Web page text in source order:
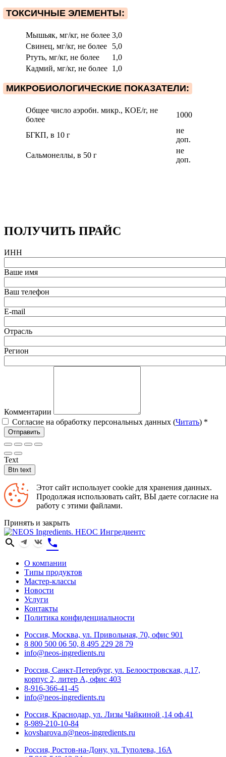
ТОКСИЧНЫЕ ЭЛЕМЕНТЫ:
Мышьяк, мг/кг, не более 3,0
Свинец, мг/кг, не более
5,0
Ртуть, мг/кг, не более
1,0
Кадмий, мг/кг, не более 1,0
МИКРОБИОЛОГИЧЕСКИЕ ПОКАЗАТЕЛИ:
Общее число аэробн. микр., КОЕ/г, не
более
1000
БГКП, в 10 г
не
доп.
Сальмонеллы, в 50 г
не
доп.
ПОЛУЧИТЬ ПРАЙС
ИНН
Ваше имя
Ваш телефон
E-mail
Отрасль
Регион
Комментарии
Согласие на обработку персональных данных (Читать) *
Отправить
Text
Btn text
Этот сайт использует cookie для хранения данных.
Продолжая использовать сайт, ВЫ даете согласие на
работу с этими файлами.
Принять и закрыть
search phone
О компании
Типы продуктов
Мастер-классы
Новости
Услуги
Контакты
Политика конфиденциальности
Россия, Москва, ул. Привольная, 70, офис 901
8 800 500 06 50, 8 495 229 28 79
info@neos-ingredients.ru
Россия, Санкт-Петербург, ул. Белоостровская, д.17,
корпус 2, литер А, офис 403
8-916-366-41-45
info@neos-ingredients.ru
Россия, Краснодар, ул. Лизы Чайкиной ,14 оф.41
8-989-210-10-84
kovsharova.n@neos-ingredients.ru
Россия, Ростов-на-Дону, ул. Туполева, 16А